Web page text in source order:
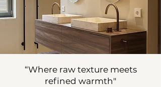
“Where raw texture meets
refined warmth"